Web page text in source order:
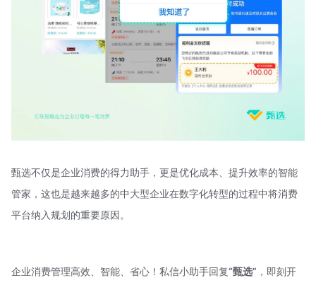
甄选不仅是企业消费的得力助手，更是优化成本、提升效率的智能
管家，这也是越来越多的中大型企业在数字化转型的过程中将消费
平台纳入规划的重要原因。
企业消费管理高效、智能、省心！私信小助手回复“甄选” ，即刻开